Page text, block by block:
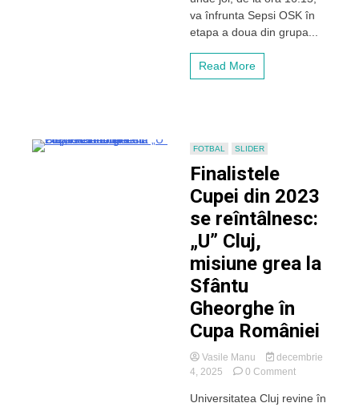
asaltul
pentru
va înfrunta Sepsi OSK în
etapa a doua din grupa...
Read More
FOTBAL SLIDER
Finalistele
Cupei din 2023
se reîntâlnesc:
„U” Cluj,
misiune grea la
Sfântu
Gheorghe în
Cupa României
Vasile Manu
decembrie
4, 2025
0 Commenton
Cupei
Universitatea Cluj revine în